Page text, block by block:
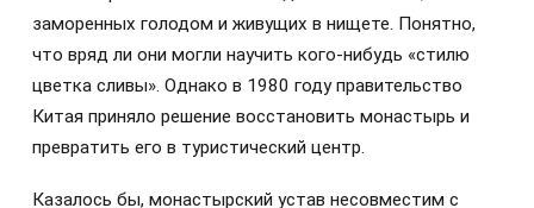
заморенных голодом и живущих в нищете. Понятно,
что вряд ли они могли научить кого-нибудь «стилю
цветка сливы». Однако в 1980 году правительство
Китая приняло решение восстановить монастырь и
превратить его в туристический центр.
Казалось бы, монастырский устав несовместим с